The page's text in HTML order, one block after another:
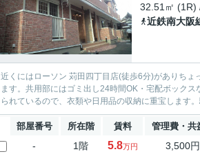
32.51㎡ (1R)
近鉄南大阪
近くにはローソン 苅田四丁目店(徒歩6分)がありち
ます。共用部にはゴミ出し24時間OK・宅配ボック
られているので、衣類や日用品の収納に重宝します
部屋番号 所在階 賃料 管理費・共
- 1階 5.8万円 3,500円